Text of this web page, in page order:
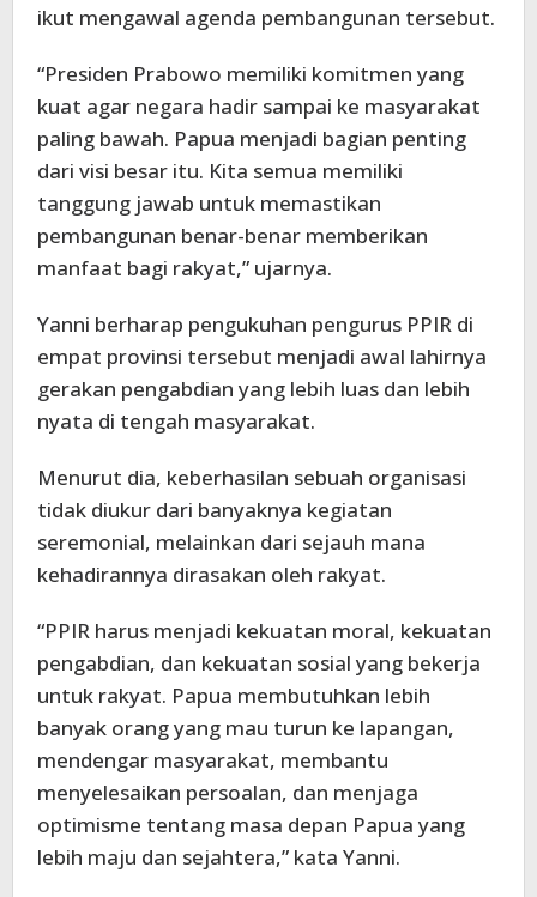
ikut mengawal agenda pembangunan tersebut.
“Presiden Prabowo memiliki komitmen yang
kuat agar negara hadir sampai ke masyarakat
paling bawah. Papua menjadi bagian penting
dari visi besar itu. Kita semua memiliki
tanggung jawab untuk memastikan
pembangunan benar-benar memberikan
manfaat bagi rakyat,” ujarnya.
Yanni berharap pengukuhan pengurus PPIR di
empat provinsi tersebut menjadi awal lahirnya
gerakan pengabdian yang lebih luas dan lebih
nyata di tengah masyarakat.
Menurut dia, keberhasilan sebuah organisasi
tidak diukur dari banyaknya kegiatan
seremonial, melainkan dari sejauh mana
kehadirannya dirasakan oleh rakyat.
“PPIR harus menjadi kekuatan moral, kekuatan
pengabdian, dan kekuatan sosial yang bekerja
untuk rakyat. Papua membutuhkan lebih
banyak orang yang mau turun ke lapangan,
mendengar masyarakat, membantu
menyelesaikan persoalan, dan menjaga
optimisme tentang masa depan Papua yang
lebih maju dan sejahtera,” kata Yanni.